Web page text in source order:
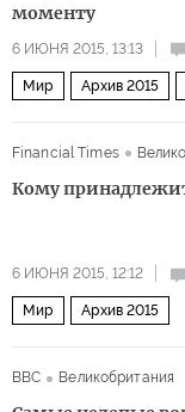
моменту
6 ИЮНЯ 2015, 13:13
Мир Архив 2015
Financial Times
Кому
6 ИЮНЯ 2015, 12:12
Мир Архив 2015
BBC Великобритания